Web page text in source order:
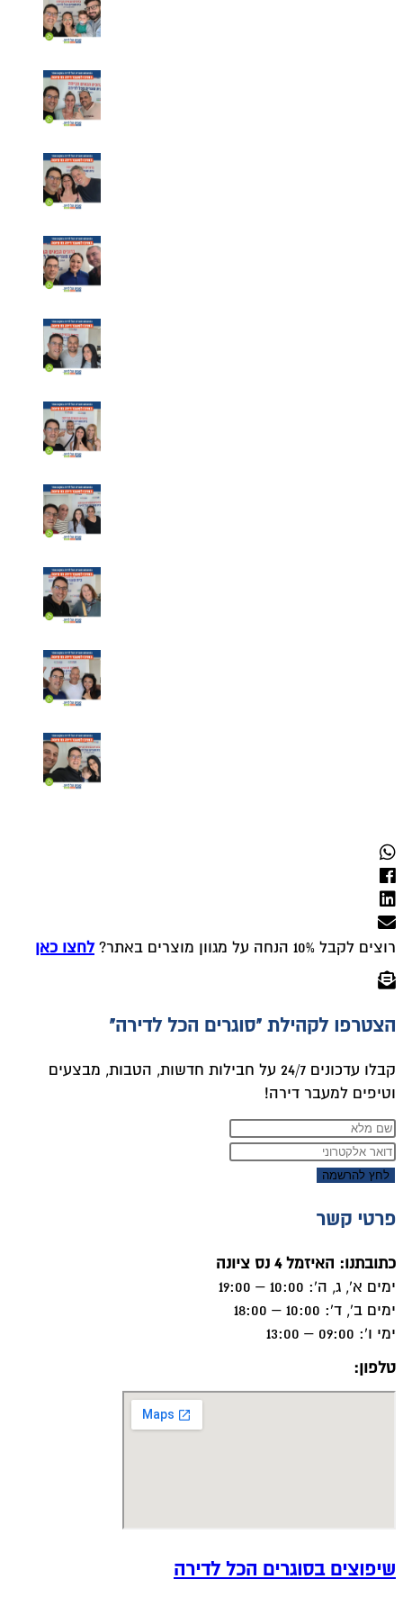
רוצים לקבל 10% הנחה על מגוון מוצרים באתר? לחצו כאן
הצטרפו לקהילת "סוגרים הכל לדירה"
קבלו עדכונים 24/7 על חבילות חדשות, הטבות, מבצעים
וטיפים למעבר דירה!
לחץ להרשמה
פרטי קשר
כתובתנו: האיזמל 4 נס ציונה
ימים א', ג, ה': 10:00 – 19:00
ימים ב', ד': 10:00 – 18:00
ימי ו': 09:00 – 13:00
טלפון:
שיפוצים בסוגרים הכל לדירה